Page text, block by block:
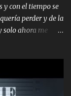
lo mismo que
mirarte, mas se
El desespero me
y con el tiempo se
perder y de la
solo ahora me
Porque me
triste pa mí Y